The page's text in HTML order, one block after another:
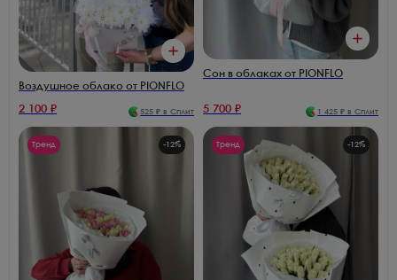
Воздушное облако от PIONFLO
2 100 ₽ 525 ₽ в Сплит
Сон в облаках от PIONFLO
5 700 ₽ 1 425 ₽ в Сплит
Тренд -12% Тренд -12%